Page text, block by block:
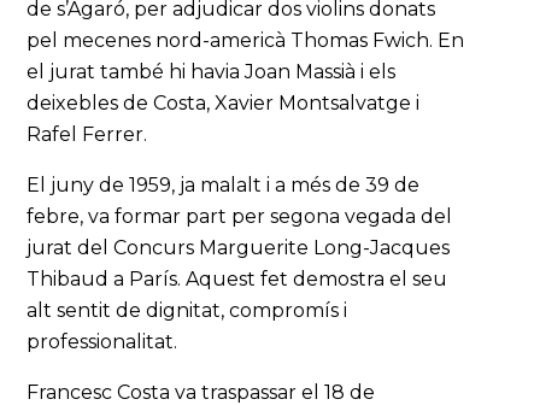
de s’Agaró, per adjudicar dos violins donats
pel mecenes nord-americà Thomas Fwich. En
el jurat també hi havia Joan Massià i els
deixebles de Costa, Xavier Montsalvatge i
Rafel Ferrer.
El juny de 1959, ja malalt i a més de 39 de
febre, va formar part per segona vegada del
jurat del Concurs Marguerite Long-Jacques
Thibaud a París. Aquest fet demostra el seu
alt sentit de dignitat, compromís i
professionalitat.
Francesc Costa va traspassar el 18 de